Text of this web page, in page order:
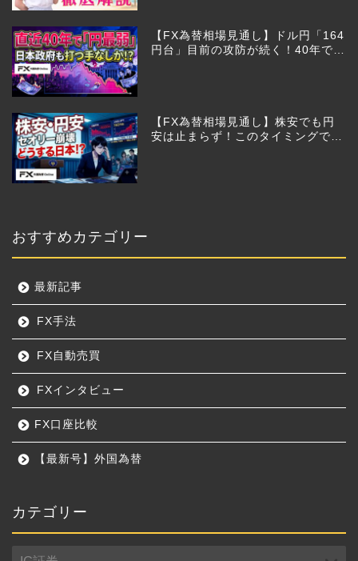
【FX為替相場見通し】ドル円「164
円台」目前の攻防が続く！40年で円
【FX為替相場見通し】株安でも円
安は止まらず！このタイミングでと
おすすめカテゴリー
最新記事
FX手法
FX自動売買
FXインタビュー
FX口座比較
【最新号】外国為替
カテゴリー
カ